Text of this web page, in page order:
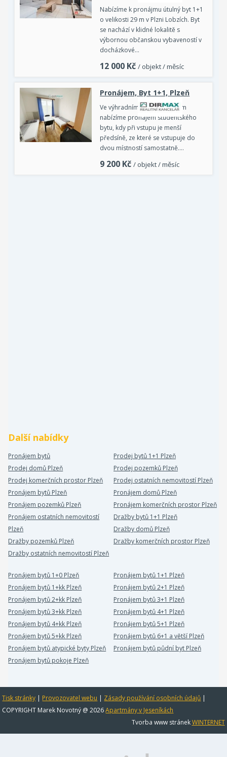
Nabízíme k pronájmu útulný byt 1+1
o velikosti 29 m v Plzni Lobzích. Byt
se nachází v klidné lokalitě s
výbornou občanskou vybaveností v
docházkové…
12 000 Kč / objekt / měsíc
Pronájem, Byt 1+1, Plzeň
Ve výhradním zastoupení Vám
nabízíme pronájem studentského
bytu, kdy při vstupu je menší
předsíně, ze které se vstupuje do
dvou místností samostatně.…
9 200 Kč / objekt / měsíc
Další nabídky
Pronájem bytů
Prodej bytů 1+1 Plzeň
Prodej domů Plzeň
Prodej pozemků Plzeň
Prodej komerčních prostor Plzeň
Prodej ostatních nemovitostí Plzeň
Pronájem bytů Plzeň
Pronájem domů Plzeň
Pronájem pozemků Plzeň
Pronájem komerčních prostor Plzeň
Pronájem ostatních nemovitostí
Plzeň
Dražby bytů 1+1 Plzeň
Dražby domů Plzeň
Dražby pozemků Plzeň
Dražby komerčních prostor Plzeň
Dražby ostatních nemovitostí Plzeň
Pronájem bytů 1+0 Plzeň
Pronájem bytů 1+1 Plzeň
Pronájem bytů 1+kk Plzeň
Pronájem bytů 2+1 Plzeň
Pronájem bytů 2+kk Plzeň
Pronájem bytů 3+1 Plzeň
Pronájem bytů 3+kk Plzeň
Pronájem bytů 4+1 Plzeň
Pronájem bytů 4+kk Plzeň
Pronájem bytů 5+1 Plzeň
Pronájem bytů 5+kk Plzeň
Pronájem bytů 6+1 a větší Plzeň
Pronájem bytů atypické byty Plzeň
Pronájem bytů půdní byt Plzeň
Pronájem bytů pokoje Plzeň
Tisk stránky | Provozovatel webu | Zásady používání osobních údajů |
COPYRIGHT Marek Novotný @ 2026Apartmány v Jeseníkách
Tvorba www stránekWINTERNET